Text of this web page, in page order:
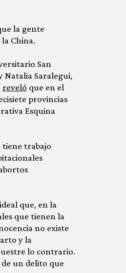
la gente
China.
San
Natalia Saralegui,
reveló que en el
provincias
Esquina
tiene trabajo
que, en la
que tienen la
no existe
y la
lo contrario.
de un delito que